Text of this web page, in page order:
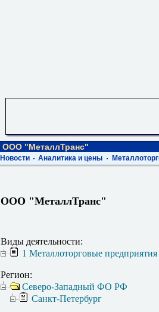
ООО "МеталлТранс"
Новости Аналитика и цены
ООО "МеталлТранс"
Виды деятельности:
1 Металлоторговые
Регион:
Северо-Западный ФО РФ
Санкт-Петербург